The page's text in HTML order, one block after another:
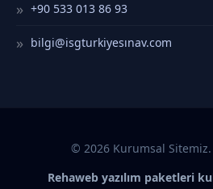
+90 533 013 86 93
bilgi@isgturkiyesınav.com
© 2026 Kurumsal Sitemiz.
Rehaweb yazılım paketleri